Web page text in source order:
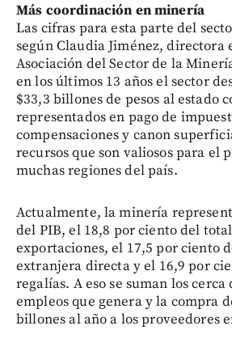
Más coordinación en minería
Las cifras para esta parte del
según Claudia Jiménez, directora
Asociación del Sector de la
en los últimos 13 años el sector
$33,3 billones de pesos al estado
representados en pago de
compensaciones y canon
recursos que son valiosos para el
muchas regiones del país.
Actualmente, la minería
del PIB, el 18,8 por ciento del
exportaciones, el 17,5 por ciento
extranjera directa y el 16,9 por
regalías. A eso se suman los cerca
empleos que genera y la compra
billones al año a los proveedores